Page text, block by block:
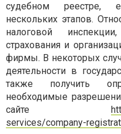
судебном реестре,
нескольких этапов.
налоговой
страхования и
фирмы. В некоторых
деятельности в
также получить
необходимые
сайте
services/company-